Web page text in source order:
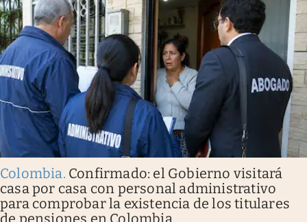
Colombia. Confirmado: el Gobierno visitará
casa por casa con personal administrativo
para comprobar la existencia de los titulares
de pensiones en Colombia